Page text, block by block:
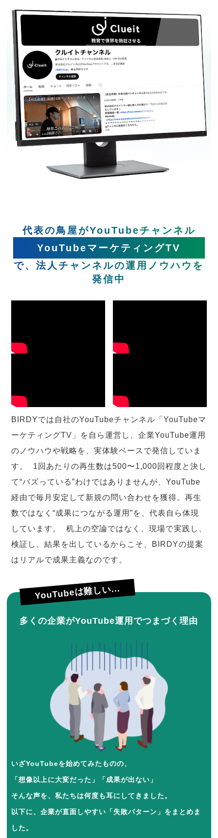
代表の鳥屋がYouTubeチャンネル
YouTubeマーケティングTV
で、法人チャンネルの運用ノウハウを
発信中
BIRDYでは自社のYouTubeチャンネル「YouTubeマ
ーケティングTV」を自ら運営し、企業YouTube運用
のノウハウや戦略を、実体験ベースで発信していま
す。 1回あたりの再生数は500〜1,000回程度と決し
て“バズっている”わけではありませんが、YouTube
経由で毎月安定して新規の問い合わせを獲得。再生
数ではなく“成果につながる運用”を、代表自ら体現
しています。 机上の空論ではなく、現場で実践し、
検証し、結果を出しているからこそ、BIRDYの提案
はリアルで成果主義なのです。
YouTubeは難しい...
多くの企業がYouTube運用でつまづく理由
いざYouTubeを始めてみたものの、
「想像以上に大変だった」「成果が出ない」
そんな声を、私たちは何度も耳にしてきました。
以下に、企業が直面しやすい「失敗パターン」をまとめま
した。